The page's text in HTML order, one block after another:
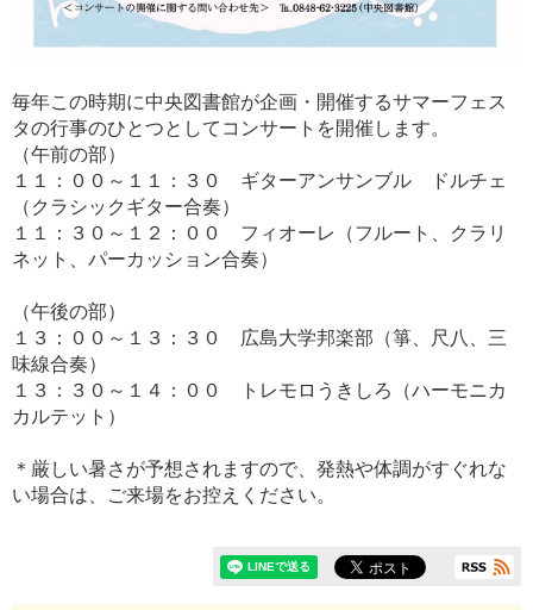
毎年この時期に中央図書館が企画・開催するサマーフェス
タの行事のひとつとしてコンサートを開催します。
（午前の部）
１１：００～１１：３０ ギターアンサンブル ドルチェ
（クラシックギター合奏）
１１：３０～１２：００ フィオーレ（フルート、クラリ
ネット、パーカッション合奏）
（午後の部）
１３：００～１３：３０ 広島大学邦楽部（箏、尺八、三
味線合奏）
１３：３０～１４：００ トレモロうきしろ（ハーモニカ
カルテット）
＊厳しい暑さが予想されますので、発熱や体調がすぐれな
い場合は、ご来場をお控えください。